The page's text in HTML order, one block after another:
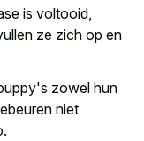
is voltooid,
ze zich op en
zowel hun
niet